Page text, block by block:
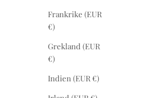
Frankrike (EUR
€)
Grekland (EUR
€)
Indien (EUR €)